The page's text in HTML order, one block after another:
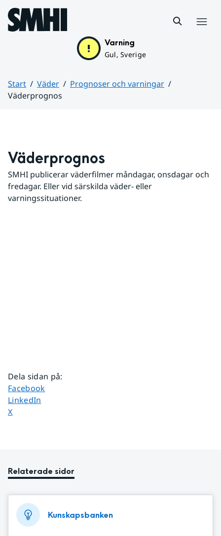
Hoppa till sidans innehåll
Varning
Gul, Sverige
Start Väder
Prognoser och varningar
Väderprognos
Väderprognos
SMHI publicerar väderfilmer måndagar, onsdagar och
fredagar. Eller vid särskilda väder- eller
varningssituationer.
Dela sidan på:
Dela sidan på
Facebook
Dela sidan på
LinkedIn
Dela sidan på
X
Relaterade sidor
Kunskapsbanken